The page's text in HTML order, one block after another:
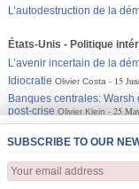
SUBSCRIBE TO OUR
JOIN US
L’autodestruction de la
États-Unis - Politique
L’avenir incertain de la
Idiocratie Olivier Costa
15
Banques centrales:
post-crise Olivier Klein 25